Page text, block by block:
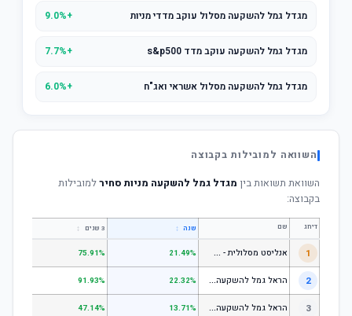
מגדל גמל להשקעה מסלול עוקב מדדי מניות +9.0%
מגדל גמל להשקעה עוקב מדד s&p500 +7.7%
מגדל גמל להשקעה מסלול אשראי ואג"ח +6.0%
השוואה למובילות בקבוצה
השוואת תשואות בין מגדל גמל להשקעה מניות סחירלמובילות
בקבוצה:
דירוג שם שנה ↕ 3 שנים ↕
1 א
נליסט מסלולית - קופת גמל להשקעה מניות 21.49%
75.91%
2 ה
ראל גמל להשקעה מניות 22.32%
91.93%
3 ה
ראל גמל להשקעה כללי 13.71%
47.14%